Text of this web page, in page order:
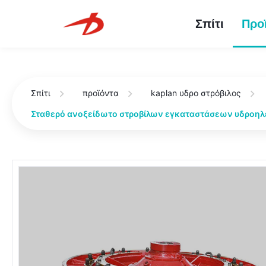
Σπίτι
Σπίτι προϊόντα kaplan υδρο στρόβιλος
Σταθερό ανοξείδωτο στροβίλων εγκαταστάσεων